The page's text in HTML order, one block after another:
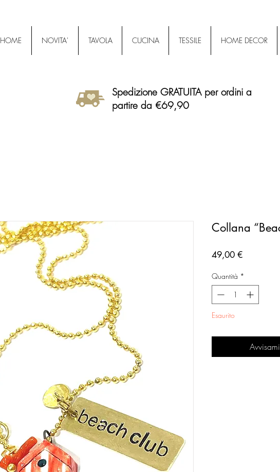
HOME NOVITA' TAVOLA CUCINA TESSILE HOME DECOR
Spedizione GRATUITA per ordini a
partire da €69,90
Collana
49,00 €Prezzo
Quantità *
Esaurito